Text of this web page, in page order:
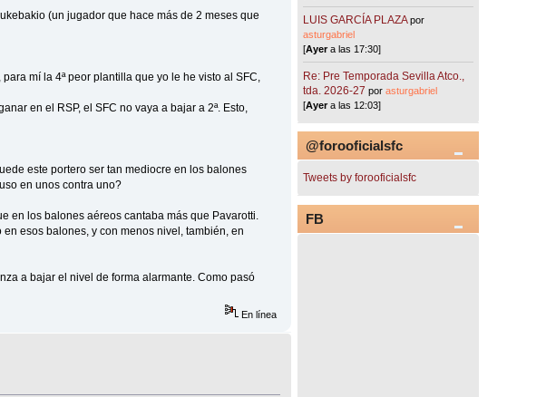
(un jugador que hace más de 2 meses que
mí la 4ª peor plantilla que yo le he visto al SFC,
en el RSP, el SFC no vaya a bajar a 2ª. Esto,
este portero ser tan mediocre en los balones
en unos contra uno?
en los balones aéreos cantaba más que Pavarotti.
esos balones, y con menos nivel, también, en
a bajar el nivel de forma alarmante. Como pasó
En línea
LUIS GARCÍA PLAZA por
asturgabriel
[Ayera las 17:30]
Re: Pre Temporada Sevilla Atco.,
tda. 2026-27 porasturgabriel
[Ayera las 12:03]
@forooficialsfc
Tweets by forooficialsfc
FB